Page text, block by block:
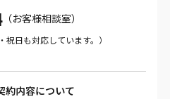
（お客様相談室）
日も対応しています。）
約内容について